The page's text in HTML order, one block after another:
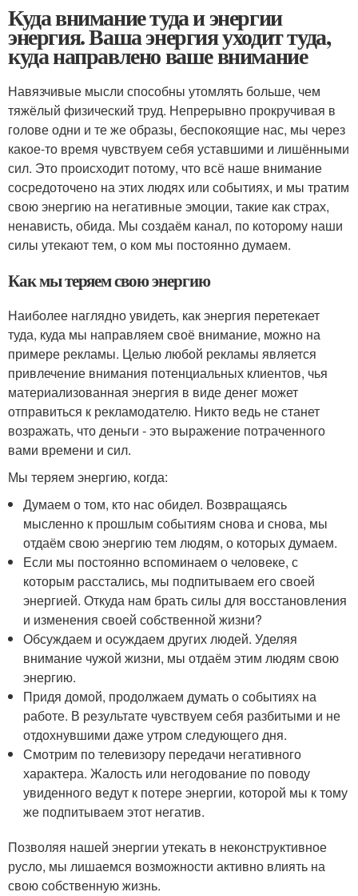
Куда внимание туда и энергии
энергия. Ваша энергия уходит туда,
куда направлено ваше внимание
Навязчивые мысли способны утомлять больше, чем
тяжёлый физический труд. Непрерывно прокручивая в
голове одни и те же образы, беспокоящие нас, мы через
какое-то время чувствуем себя уставшими и лишёнными
сил. Это происходит потому, что всё наше внимание
сосредоточено на этих людях или событиях, и мы тратим
свою энергию на негативные эмоции, такие как страх,
ненависть, обида. Мы создаём канал, по которому наши
силы утекают тем, о ком мы постоянно думаем.
Как мы теряем свою энергию
Наиболее наглядно увидеть, как энергия перетекает
туда, куда мы направляем своё внимание, можно на
примере рекламы. Целью любой рекламы является
привлечение внимания потенциальных клиентов, чья
материализованная энергия в виде денег может
отправиться к рекламодателю. Никто ведь не станет
возражать, что деньги - это выражение потраченного
вами времени и сил.
Мы теряем энергию, когда:
Думаем о том, кто нас обидел. Возвращаясь
мысленно к прошлым событиям снова и снова, мы
отдаём свою энергию тем людям, о которых думаем.
Если мы постоянно вспоминаем о человеке, с
которым расстались, мы подпитываем его своей
энергией. Откуда нам брать силы для восстановления
и изменения своей собственной жизни?
Обсуждаем и осуждаем других людей. Уделяя
внимание чужой жизни, мы отдаём этим людям свою
энергию.
Придя домой, продолжаем думать о событиях на
работе. В результате чувствуем себя разбитыми и не
отдохнувшими даже утром следующего дня.
Смотрим по телевизору передачи негативного
характера. Жалость или негодование по поводу
увиденного ведут к потере энергии, которой мы к тому
же подпитываем этот негатив.
Позволяя нашей энергии утекать в неконструктивное
русло, мы лишаемся возможности активно влиять на
свою собственную жизнь.